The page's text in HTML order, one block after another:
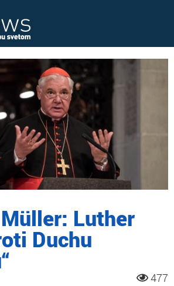
Luther
Duchu
477